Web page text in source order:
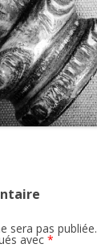
sera pas publiée.
avec *